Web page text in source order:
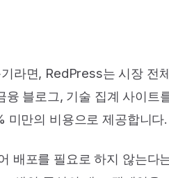
라면, RedPress는 시장 전
블로그, 기술 집계 사이트
만의 비용으로 제공합니다.
배포를 필요로 하지 않는다